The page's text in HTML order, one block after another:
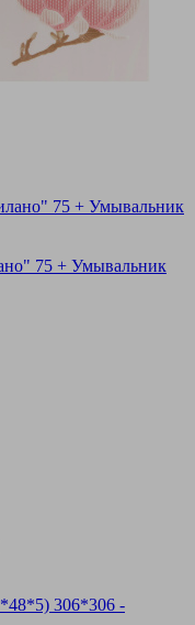
75 + Умывальник